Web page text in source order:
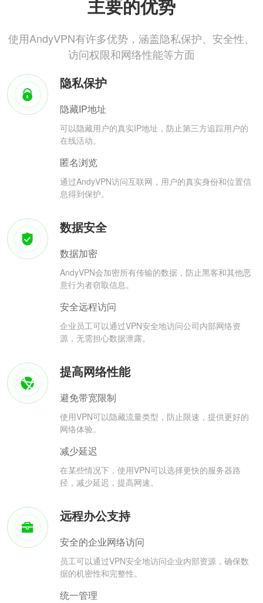
主要的优势
使用AndyVPN有许多优势，涵盖隐私保护、安全性、
访问权限和网络性能等方面
隐私保护
隐藏IP地址
可以隐藏用户的真实IP地址，防止第三方追踪用户的
在线活动。
匿名浏览
通过AndyVPN访问互联网，用户的真实身份和位置信
息得到保护。
数据安全
数据加密
AndyVPN会加密所有传输的数据，防止黑客和其他恶
意行为者窃取信息。
安全远程访问
企业员工可以通过VPN安全地访问公司内部网络资
源，无需担心数据泄露。
提高网络性能
避免带宽限制
使用VPN可以隐藏流量类型，防止限速，提供更好的
网络体验。
减少延迟
在某些情况下，使用VPN可以选择更快的服务器路
径，减少延迟，提高网速。
远程办公支持
安全的企业网络访问
员工可以通过VPN安全地访问企业内部资源，确保数
据的机密性和完整性。
统一管理